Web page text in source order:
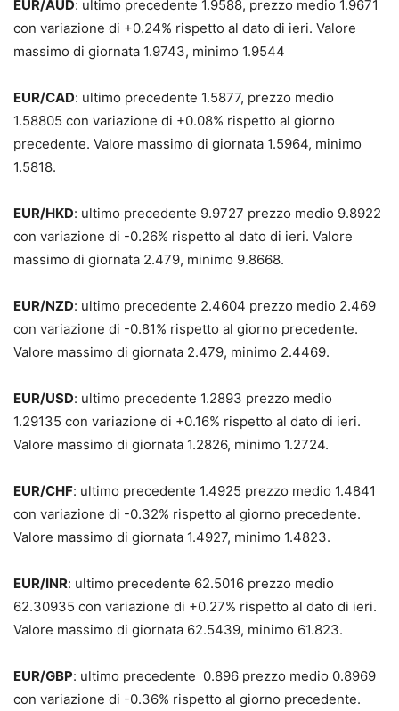
EUR/AUD: ultimo precedente 1.9588, prezzo medio 1.9671
con variazione di +0.24% rispetto al dato di ieri. Valore
massimo di giornata 1.9743, minimo 1.9544
EUR/CAD: ultimo precedente 1.5877, prezzo medio
1.58805 con variazione di +0.08% rispetto al giorno
precedente. Valore massimo di giornata 1.5964, minimo
1.5818.
EUR/HKD: ultimo precedente 9.9727 prezzo medio 9.8922
con variazione di -0.26% rispetto al dato di ieri. Valore
massimo di giornata 2.479, minimo 9.8668.
EUR/NZD: ultimo precedente 2.4604 prezzo medio 2.469
con variazione di -0.81% rispetto al giorno precedente.
Valore massimo di giornata 2.479, minimo 2.4469.
EUR/USD: ultimo precedente 1.2893 prezzo medio
1.29135 con variazione di +0.16% rispetto al dato di ieri.
Valore massimo di giornata 1.2826, minimo 1.2724.
EUR/CHF: ultimo precedente 1.4925 prezzo medio 1.4841
con variazione di -0.32% rispetto al giorno precedente.
Valore massimo di giornata 1.4927, minimo 1.4823.
EUR/INR: ultimo precedente 62.5016 prezzo medio
62.30935 con variazione di +0.27% rispetto al dato di ieri.
Valore massimo di giornata 62.5439, minimo 61.823.
EUR/GBP: ultimo precedente 0.896 prezzo medio 0.8969
con variazione di -0.36% rispetto al giorno precedente.